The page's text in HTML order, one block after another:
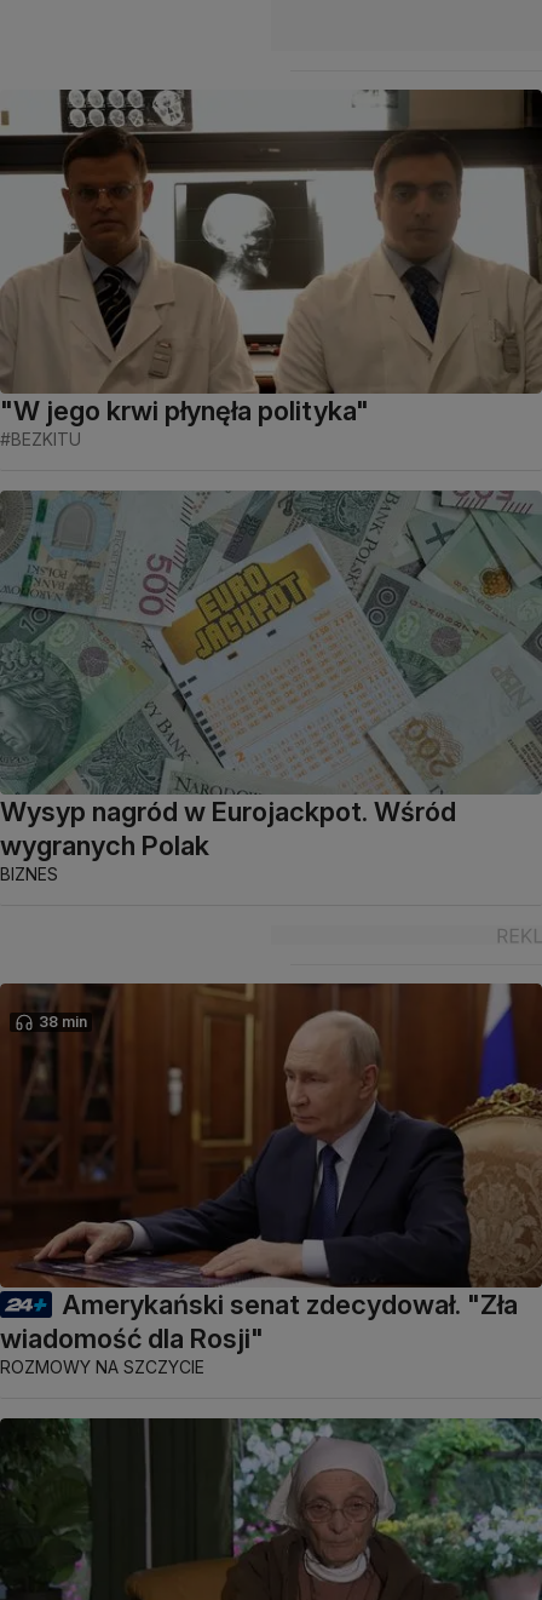
"W jego krwi płynęła polityka"
#BEZKITU
Wysyp nagród w Eurojackpot. Wśród
wygranych Polak
BIZNES
38 min
Amerykański senat zdecydował. "Zła
wiadomość dla Rosji"
ROZMOWY NA SZCZYCIE